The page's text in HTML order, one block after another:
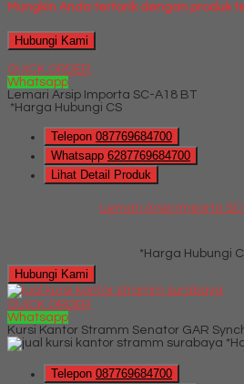
Mungkin Anda tertarik dengan produk
Hubungi Kami
QUICK ORDER
Whatsapp
Lemari Arsip Importa SC-A18 BT
*Harga Hubungi CS
Telepon 087769684700
Whatsapp 6287769684700
Lihat Detail Produk
Lemari Arsip Importa
*Harga Hubungi
Hubungi Kami
QUICK ORDER
Whatsapp
Kursi Kantor Stramm Senator GAR
Telepon 087769684700